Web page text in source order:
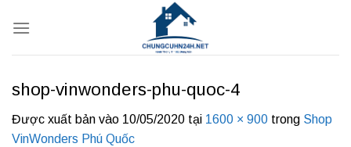
qua
shop-vinwonders-phu-quoc-4
Được xuất bản vào 10/05/2020 tại 1600 × 900 trong Shop
VinWonders Phú Quốc